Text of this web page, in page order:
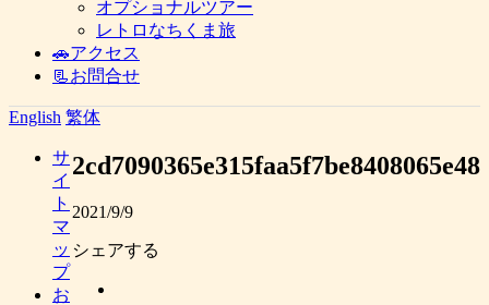
オプショナルツアー
レトロなちくま旅
🚗アクセス
📃お問合せ
English 繁体
2cd7090365e315faa5f7be8408065e48
2021/9/9
シェアする
サ
イ
ト
マ
ッ
プ
お